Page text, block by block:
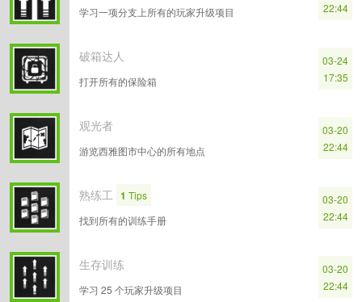
学习一项分支上所有的玩家升级项目
22:44
破箱达人
打开所有的保险箱
03-24
17:35
观光者
游览西雅图市中心的所有地点
03-20
22:44
熟练工 1 Tips
找到所有的训练手册
03-20
22:44
生存训练
学习 25 个玩家升级项目
03-20
22:44